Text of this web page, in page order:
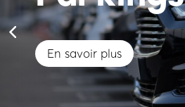
En savoir plus